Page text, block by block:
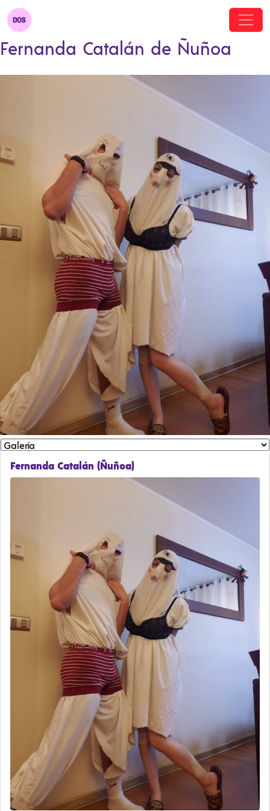
Fernanda Catalán de Ñuñoa
Fernanda Catalán (Ñuñoa)